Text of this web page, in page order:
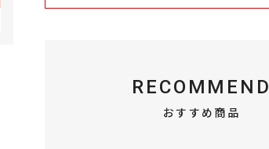
RECOMMEND
おすすめ商品